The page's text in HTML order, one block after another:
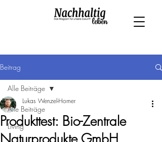
Beitrag
Alle Beiträge
Living
Alle Beiträge
Produkttest: Bio-Zentrale
Lukas Wenzel-Horner